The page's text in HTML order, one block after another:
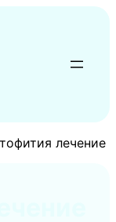
лечение